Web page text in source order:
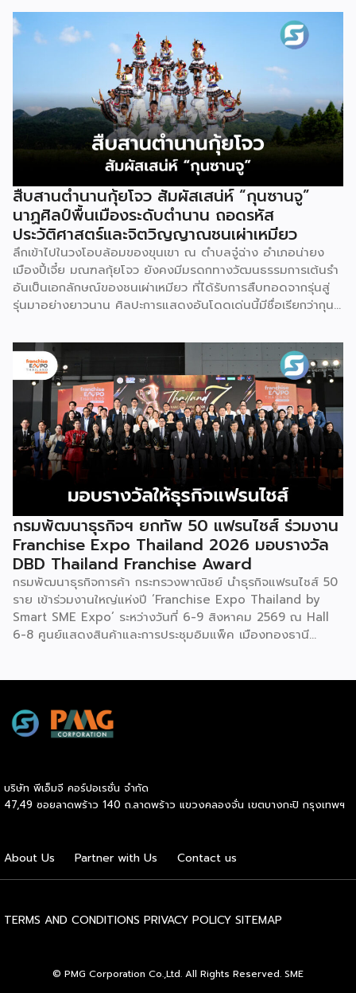
มีภารกิจหลัก คือการให้ทุนวิจัย ดูแลเรื่องการวิจัยในภาพรวม รวม
ถึงการให้รางวัล และสนับสนุนนักวิจัย ตั้งแต่ระดับเยาวชนไปจนถึง
นักวิจัยอาวุโส แน่นอนว่านี่เป็นหน่วยงานผู้อยู่เบื้องหลังงานวิจัย
ไทยตั้งแต่ต้นน้ำยันปลายน้ำ กิจกรรมที่นำมาจัดแสดงในบูธ
ครั้งนี้เป็นส่วนหนึ่งของทุนที่ วช. สนับสนุนภายใต้ชุดโครงการ
Innovative House ซึ่งมีเป้าหมายชัดเจน คือการแนะแนวและ
สนับสนุนให้ผู้ประกอบการนำนวัตกรรมที่ต่อยอดมาจากงานวิจัย
ไปพัฒนาต่อจนสามารถขายได้จริงในเชิงพาณิชย์ ไม่ใช่แค่งาน
วิจัยที่อยู่ในห้องแล็บ โดยสินค้าที่นำมาโชว์ในบูธจึงเป็นผลิตภัณฑ์
ที่ “พร้อมขาย” แล้วจริงๆ บางแบรนด์ขายออนไลน์ บางแบรนด์
ขายเฉพาะหน้าร้าน นอกจากนี้ ยังมีการสาธิตนำผลิตภัณฑ์ไป
แปรรูปเป็นเมนูอาหาร-เครื่องดื่มให้ผู้ร่วมงานเห็นวิธีใช้งานจริง
โดยนำ ‘น้ำผึ้ง’ ที่ไม่ได้นำมาวางขายแบบเดิม ๆ แต่แปรรูปเป็น
เครื่องดื่มสเลอปี้ให้ผู้ร่วมงานได้ชิมสดๆ หน้าบูธ เพื่อดึงดูดและ
สร้างประสบการณ์ให้คนในงานได้ทดลองสัมผัสสินค้าจริง และหาก
ใครสนใจก็สามารถซื้อ หัวเชื้อ กลับไปทำเครื่องดื่มต่อเองที่บ้านได้
เช่นกัน […]
สืบสานตำนานกุ้ยโจว สัมผัสเสน่ห์ “กุนซานจู”
นาฏศิลป์พื้นเมืองระดับตำนาน ถอดรหัส
ประวัติศาสตร์และจิตวิญญาณชนเผ่าเหมียว
ลึกเข้าไปในวงโอบล้อมของขุนเขา ณ ตำบลจู๋ฉ่าง อำเภอน่ายง
เมืองปี้เจี๋ย มณฑลกุ้ยโจว ยังคงมีมรดกทางวัฒนธรรมการเต้นรำ
อันเป็นเอกลักษณ์ของชนเผ่าเหมียว ที่ได้รับการสืบทอดจากรุ่นสู่
รุ่นมาอย่างยาวนาน ศิลปะการแสดงอันโดดเด่นนี้มีชื่อเรียกว่ากุน
โจว” ซึ่งทรงคุณค่าเป็นยิ่งกว่าการแสดง เพราะทำหน้าที่จดบันทึก
ประวัติศาสตร์การอพยพย้ายถิ่นฐาน สะท้อนภูมิปัญญาทาง
วัฒนธรรมอันรุ่มรวย และตอกย้ำจิตวิญญาณอันแข็งแกร่งของ
ชนเผ่าเหมียวไว้ได้อย่างงดงาม ตำนานเล่าว่า ยามอพยพย้าย
ถิ่นฐานในอดีตกาล เส้นทางของชาวเหมียวต้องเผชิญกับเทือกเขา
สูงชันและพงหนามรกร้าง เพื่อเปิดทางให้เพื่อนพ้องเดินทางผ่าน
พงไพร เหล่าผู้กล้าหาญจึงใช้ร่างกายของตนกลิ้งทับพงหนาม
อย่างไม่เกรงกลัวเพื่อถางทางให้คนในเผ่า ด้วยเหตุนี้ คนรุ่นหลังจึง
ได้จำลองท่วงท่าการกลิ้งตัวดังกล่าวมาต่อยอดและรังสรรค์เป็น
ระบำลู่เซิงอันเป็นเอกลักษณ์ เพื่อรำลึกถึงความกล้าหาญและหยาด
เหงื่อแรงกายของบรรพบุรุษ โดยทุกท่วงท่าการกลิ้งตัวคือการ
คารวะต่อบรรพชน และทุกการกระโดดสะท้อนถึงจิตวิญญาณอัน
แรงกล้าของชนเผ่าเหมียว กุนซานจูถือเป็นหนึ่งในศิลปะการ
เต้นรำที่ปราบเซียนและท้าทายที่สุดของชนเผ่าเหมียว ผู้แสดงจะ
สวมเสื้อนอกสีขาวปักลายอันประณีต และสวมหมวกขนไก่ฟ้า
พร้อมบรรเลงลู่เซิงแบบ 6 ท่อ จุดที่ท้าทายที่สุดคือเสียงเพลงจะ
ต้องพลิ้วไหวอย่างต่อเนื่อง นักเต้นจึงต้องเป่าลู่เซิงอย่าง
สม่ำเสมอโดยไม่สะดุด แม้ในยามที่ต้องโลดโผนด้วยท่วงท่าที่ยาก
เป็นท่านางแอ่นบิน พีระมิดมนุษย์ หรือท่ามังกรพลิกกาย การ
ผสานท่วงทำนอง การเคลื่อนไหว ลมหายใจ และพละกำลังเข้าด้วย
กันอย่างสมบูรณ์แบบนี้เอง ที่หล่อหลอมให้เกิดเป็นสุนทรียศาสตร์
ทศวรรษ 1990 เป็นต้นมา กุนซานจูได้รับการยอมรับอย่างกว้าง
ขวางทั้งในและต่างประเทศ […]
กรมพัฒนาธุรกิจฯ ยกทัพ 50 แฟรนไชส์ ร่วมงาน
Franchise Expo Thailand 2026 มอบรางวัล
DBD Thailand Franchise Award
กรมพัฒนาธุรกิจการค้า กระทรวงพาณิชย์ นำธุรกิจแฟรนไชส์ 50
ราย เข้าร่วมงานใหญ่แห่งปี ‘Franchise Expo Thailand by
Smart SME Expo’ ระหว่างวันที่ 6-9 สิงหาคม 2569 ณ Hall
6-8 ศูนย์แสดงสินค้าและการประชุมอิมแพ็ค เมืองทองธานี
“งานแฟรนไชส์ เอ็กซ์โป ไทยแลนด์ บาย สมาร์ท เอสเอ็มอี เอ็กซ์
โป (Franchise Expo Thailand by Smart SME Expo)” ซึ่ง
เจ้าของธุรกิจที่ต้องการขยายกิจการผ่านระบบแฟรนไชส์ […]
บริษัท พีเอ็มจี คอร์ปอเรชั่น จำกัด
47,49 ซอยลาดพร้าว 140 ถ.ลาดพร้าว แขวงคลองจั่น เขตบางกะปิ กรุงเทพฯ
About Us Partner with Us Contact us
TERMS AND CONDITIONS PRIVACY POLICY SITEMAP
© PMG Corporation Co.,Ltd. All Rights Reserved. SME